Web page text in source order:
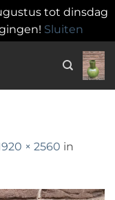
tot dinsdag
Sluiten
× 2560 in